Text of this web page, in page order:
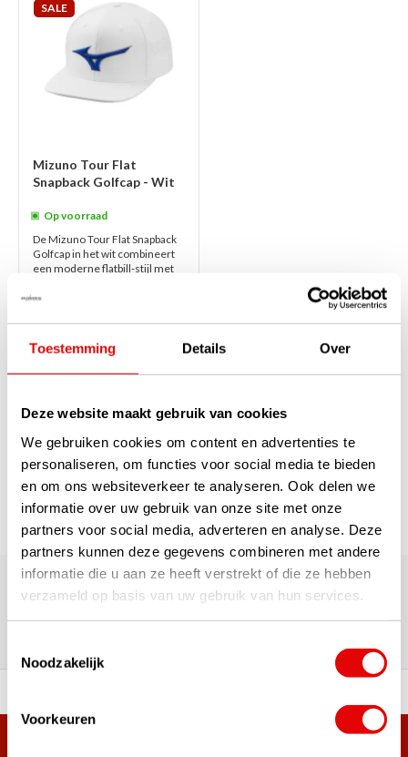
Toestemming Details Over
Deze website maakt gebruik van cookies
We gebruiken cookies om content en advertenties te
personaliseren, om functies voor social media te bieden
en om ons websiteverkeer te analyseren. Ook delen we
informatie over uw gebruik van onze site met onze
partners voor social media, adverteren en analyse. Deze
partners kunnen deze gegevens combineren met andere
informatie die u aan ze heeft verstrekt of die ze hebben
verzameld op basis van uw gebruik van hun services.
Noodzakelijk
Voorkeuren
SALE
Mizuno Tour Flat
Snapback Golfcap - Wit
Op voorraad
De Mizuno Tour Flat Snapback
Golfcap in het wit combineert
een moderne flatbill-stijl met
Dankzij laser-gesneden
€35,00
€24,95
1
180.000+ Klanten | 5.000+ Reviews | Trusted Shops, TrustPilot,
Google
Reviews: Onze klanten aan het